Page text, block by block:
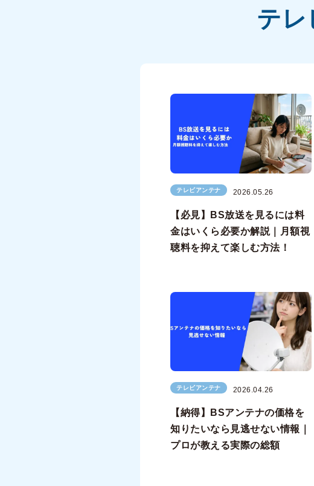
テレ
テレビアンテナ 2026.05.26
【必見】BS放送を見るには料
金はいくら必要か解説｜月額視
聴料を抑えて楽しむ方法！
テレビアンテナ 2026.04.26
【納得】BSアンテナの価格を
知りたいなら見逃せない情報｜
プロが教える実際の総額